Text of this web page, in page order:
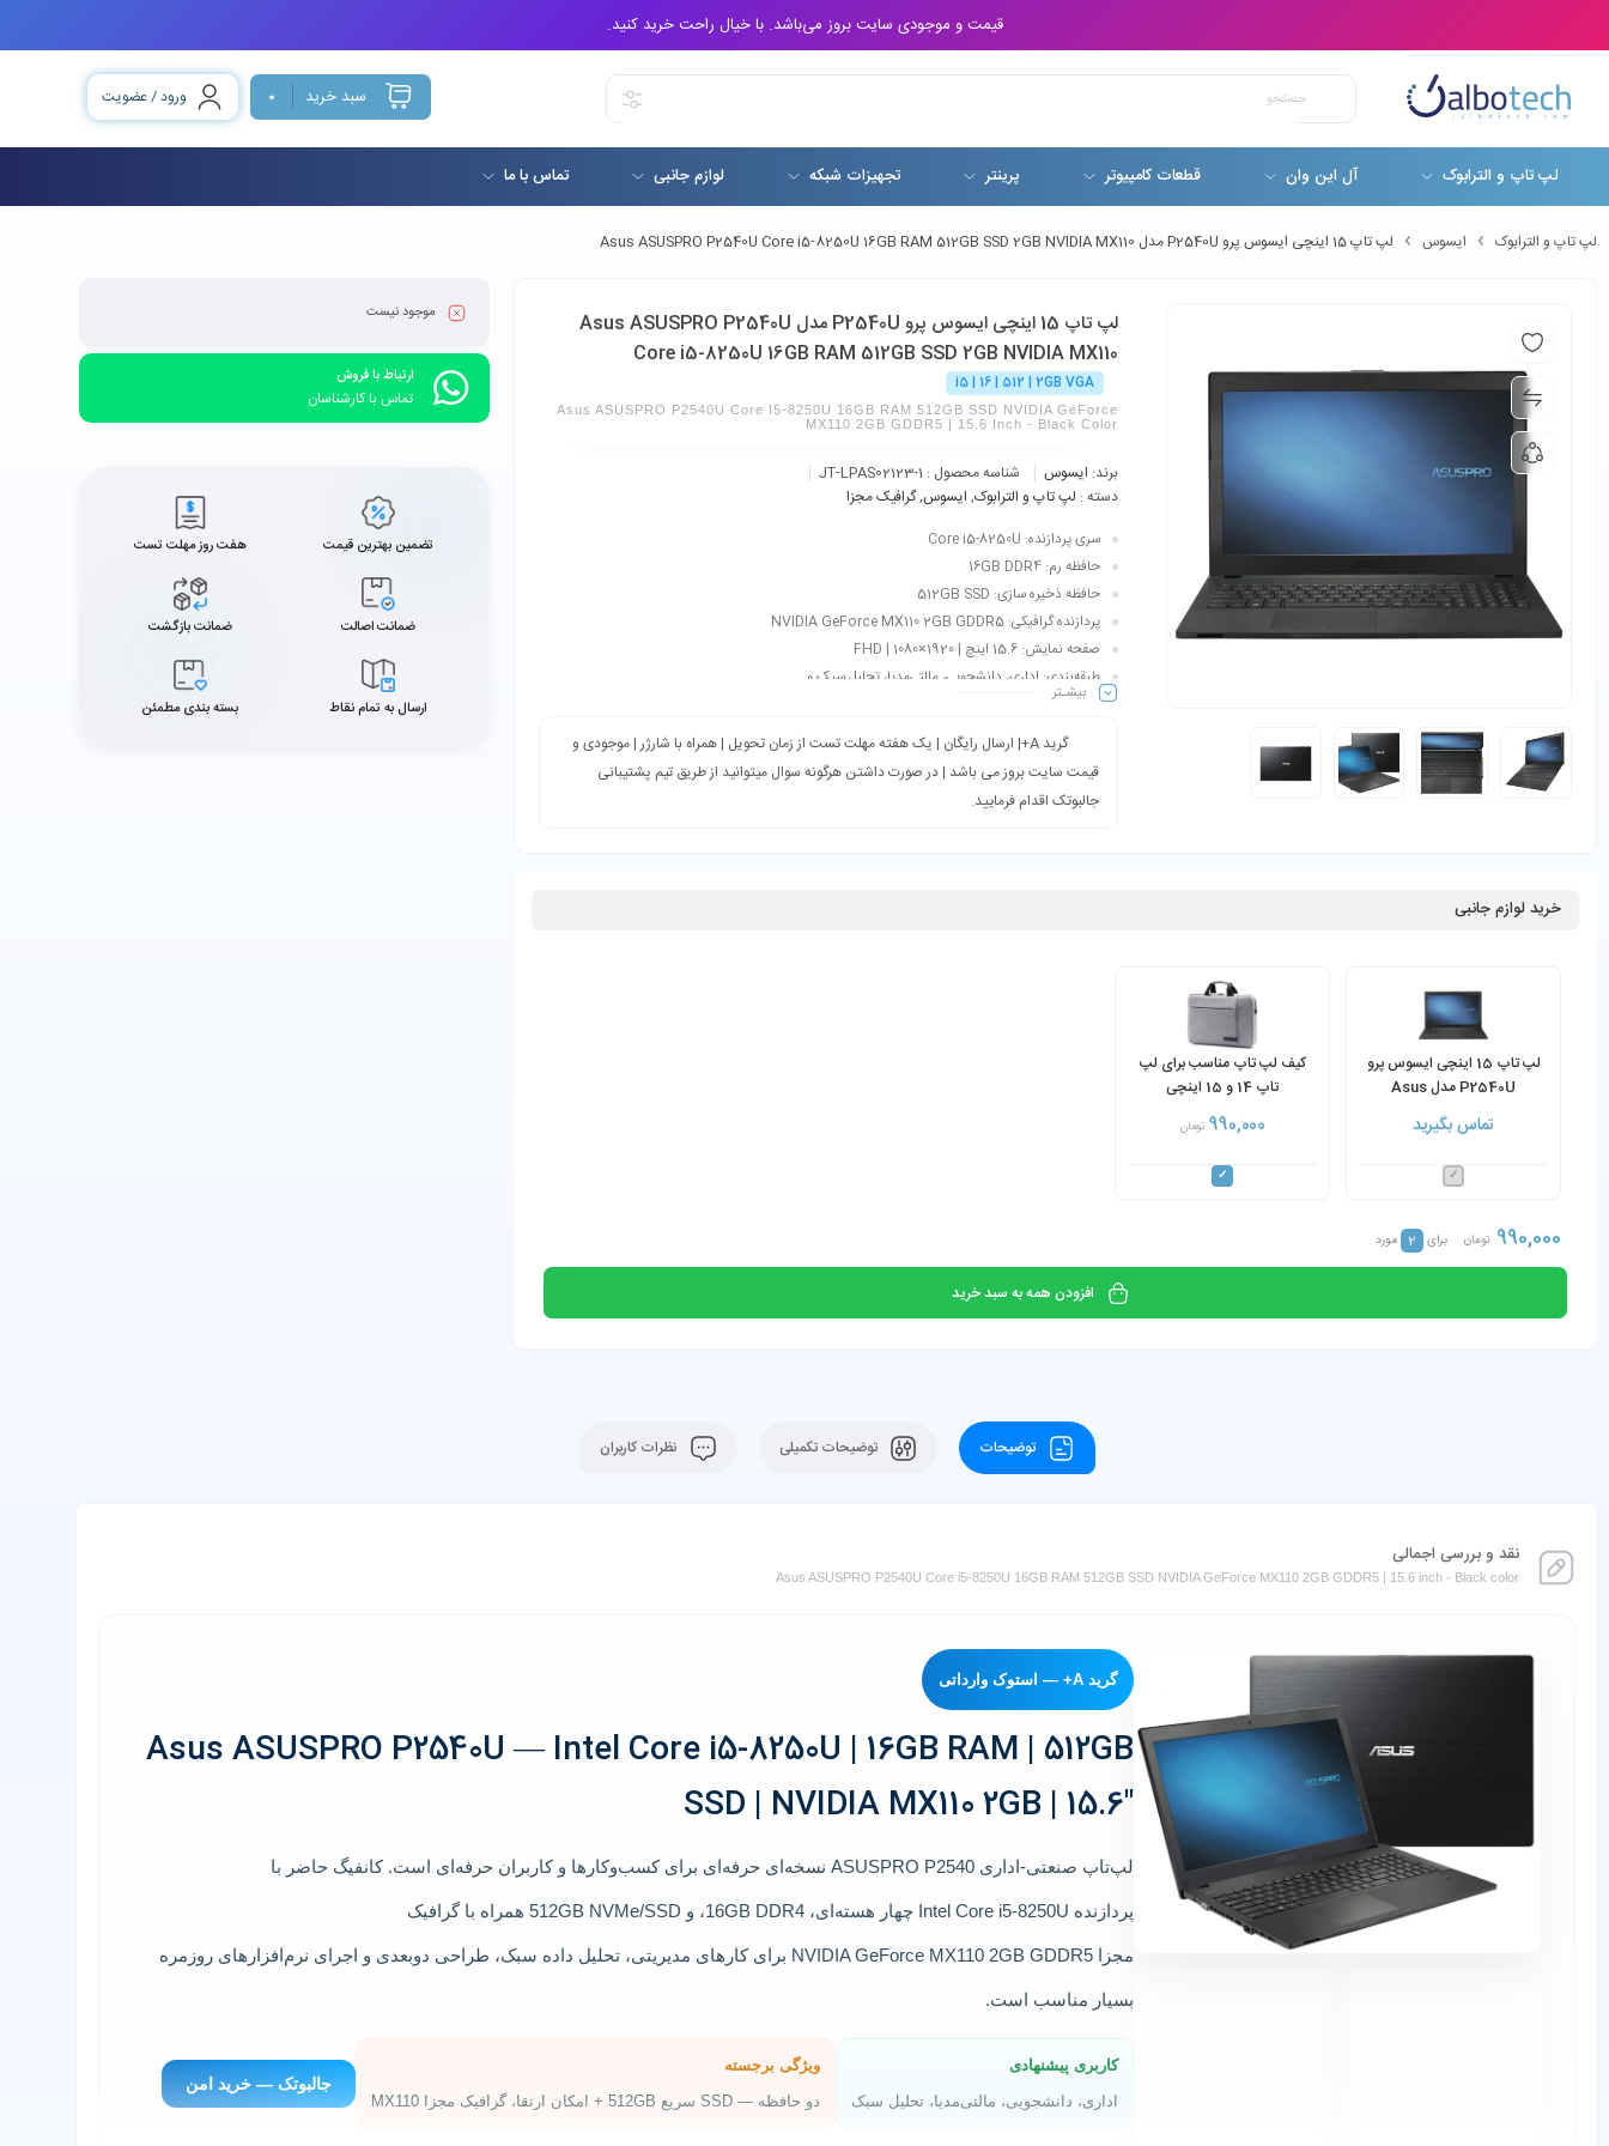
قیمت و موجودی سایت بروز می‌باشد. با خیال راحت خرید کنید.
سبد خرید 0 ورود / عضویت
لپ تاپ و الترابوک آل این وان قطعات کامپیوتر پرینتر تجهیزات شبکه لوازم جانبی تماس با ما
لپ تاپ و الترابوک ایسوس لپ تاپ 15 اینچی ایسوس پرو P2540U مدل Asus ASUSPRO P2540U Core i5-8250U 16GB RAM 512GB SSD 2GB NVIDIA MX110
لپ تاپ 15 اینچی ایسوس پرو P2540U مدل Asus ASUSPRO P2540U
Core i5-8250U 16GB RAM 512GB SSD 2GB NVIDIA MX110
i5 | 16 | 512 | 2GB VGA
Asus ASUSPRO P2540U Core I5-8250U 16GB RAM 512GB SSD NVIDIA GeForce
MX110 2GB GDDR5 | 15.6 Inch - Black Color
برند: ایسوس شناسه محصول : JT-LPAS02123-1
دسته : لپ تاپ و الترابوک, ایسوس,گرافیک‌ مجزا
سری پردازنده: Core i5-8250U
حافظه رم: 16GB DDR4
حافظه ذخیره سازی: 512GB SSD
پردازنده گرافیکی: NVIDIA GeForce MX110 2GB GDDR5
صفحه نمایش: 15.6 اینچ | 1920×1080 | FHD
طبقه‌بندی: اداری، دانشجویی، مالتی‌مدیا، تحلیل سبک و…
بیشـتر
گرید A+| ارسال رایگان | یک هفته مهلت تست از زمان تحویل | همراه با شارژر | موجودی و
قیمت سایت بروز می باشد | در صورت داشتن هرگونه سوال میتوانید از طریق تیم پشتیبانی
جالبوتک اقدام فرمایید.
خرید لوازم جانبی
لپ تاپ 15 اینچی ایسوس پرو
P2540U مدل Asus
ASUSPRO P2540U Core
i5-8250U 16GB RAM 512GB
SSD 2GB NVIDIA MX110
تماس بگیرید
کیف لپ تاپ مناسب برای لپ
تاپ 14 و 15 اینچی
990,000 تومان
990,000 تومان برای 2 مورد
افزودن همه به سبد خرید
موجود نیست
ارتباط با فروش
تماس با کارشناسان
تضمین بهترین قیمت هفت روز مهلت تست
ضمانت اصالت ضمانت بازگشت
ارسال به تمام نقاط بسته بندی مطمئن
توضیحات توضیحات تکمیلی نظرات کاربران
نقد و بررسی اجمالی
Asus ASUSPRO P2540U Core i5-8250U 16GB RAM 512GB SSD NVIDIA GeForce MX110 2GB GDDR5 | 15.6 inch - Black color
گرید A+ — استوک وارداتی
Asus ASUSPRO P2540U — Intel Core i5-8250U | 16GB RAM | 512GB
SSD | NVIDIA MX110 2GB | 15.6″
لپ‌تاپ صنعتی-اداری ASUSPRO P2540 نسخه‌ای حرفه‌ای برای کسب‌و‌کارها و کاربران حرفه‌ای است. کانفیگ حاضر با
پردازنده Intel Core i5-8250U چهار هسته‌ای، 16GB DDR4، و 512GB NVMe/SSD همراه با گرافیک
مجزا NVIDIA GeForce MX110 2GB GDDR5 برای کارهای مدیریتی، تحلیل داده سبک، طراحی دو‌بعدی و اجرای نرم‌افزارهای روزمره
بسیار مناسب است.
کاربری پیشنهادی
اداری، دانشجویی، مالتی‌مدیا، تحلیل سبک
ویژگی برجسته
دو حافظه — SSD سریع 512GB + امکان ارتقا، گرافیک مجزا MX110
جالبوتک — خرید امن